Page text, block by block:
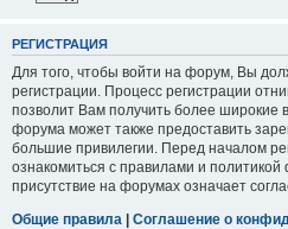
РЕГИСТРАЦИЯ
Для того, чтобы войти на форум, Вы
регистрации. Процесс регистрации
позволит Вам получить более широкие
форума может также предоставить
большие привилегии. Перед началом
ознакомиться с правилами и
присутствие на форумах означает
Общие правила | Соглашение о